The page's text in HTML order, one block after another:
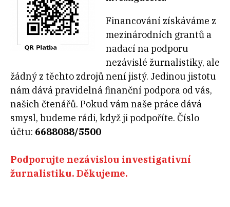
Financování získáváme z
mezinárodních grantů a
nadací na podporu
nezávislé žurnalistiky, ale
žádný z těchto zdrojů není jistý. Jedinou jistotu
nám dává pravidelná finanční podpora od vás,
našich čtenářů. Pokud vám naše práce dává
smysl, budeme rádi, když ji podpoříte. Číslo
účtu: 6688088/5500
Podporujte nezávislou investigativní
žurnalistiku. Děkujeme.